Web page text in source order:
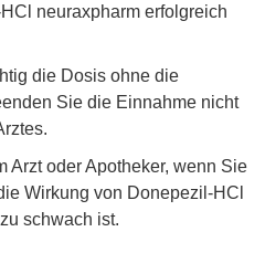
neuraxpharm erfolgreich
die Dosis ohne die
Sie die Einnahme nicht
Arzt oder Apotheker, wenn Sie
Wirkung von Donepezil-HCl
schwach ist.